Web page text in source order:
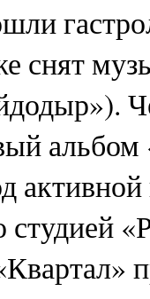
снят
студией